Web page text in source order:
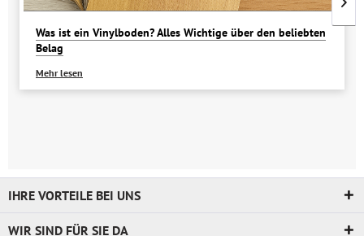
Was ist ein Vinylboden? Alles Wichtige über den beliebten
Belag
Mehr lesen
IHRE VORTEILE BEI UNS
WIR SIND FÜR SIE DA